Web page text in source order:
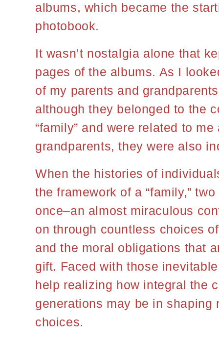
albums, which became the
photobook.
It wasn’t nostalgia alone that
pages of the albums. As I
of my parents and
although they belonged to the
“family” and were related to
grandparents, they were also
When the histories of
the framework of a “family,”
once–an almost miraculous
on through countless choices
and the moral obligations that
gift. Faced with those
help realizing how integral the
generations may be in shaping
choices.